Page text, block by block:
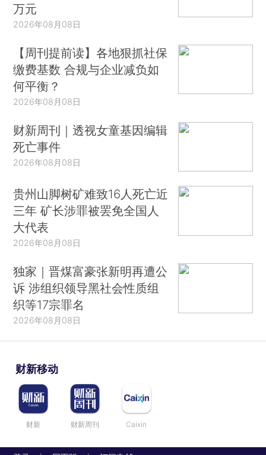
万元
2026年08月08日
【周刊提前读】各地狠抓社保
缴费基数 合规与企业减负如
何平衡？
2026年08月08日
财新周刊｜透视女童基因编辑
死亡事件
2026年08月08日
贵州山脚树矿难致16人死亡近
三年 矿长涉罪被罢免全国人
大代表
2026年08月08日
独家｜晋煤富豪张新明再遭公
诉 涉组织领导黑社会性质组
织等17宗罪名
2026年08月08日
财新移动
财新 财新周刊 Caixin